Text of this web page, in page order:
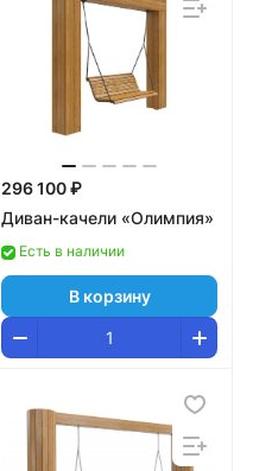
296 100 ₽
Диван-качели «Олимпия»
Есть в наличии
В корзину